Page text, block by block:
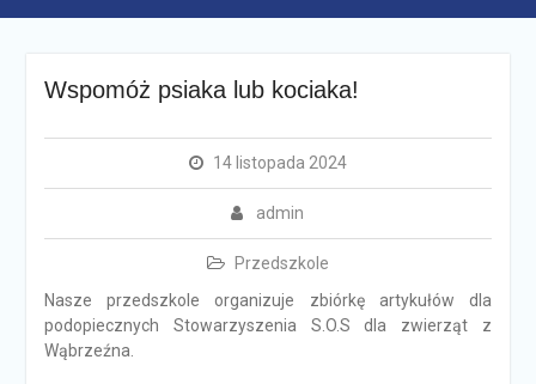
Wspomóż psiaka lub kociaka!
14 listopada 2024
admin
Przedszkole
Nasze przedszkole organizuje zbiórkę artykułów dla
podopiecznych Stowarzyszenia S.O.S dla zwierząt z
Wąbrzeźna.